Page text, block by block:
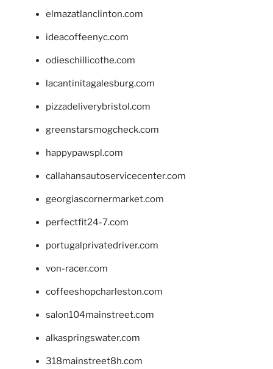
elmazatlanclinton.com
ideacoffeenyc.com
odieschillicothe.com
lacantinitagalesburg.com
pizzadeliverybristol.com
greenstarsmogcheck.com
happypawspl.com
callahansautoservicecenter.com
georgiascornermarket.com
perfectfit24-7.com
portugalprivatedriver.com
von-racer.com
coffeeshopcharleston.com
salon104mainstreet.com
alkaspringswater.com
318mainstreet8h.com